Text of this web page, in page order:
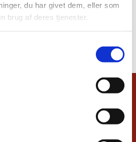
du har givet dem, eller som
brug af deres tjenester.
også kunne lide...